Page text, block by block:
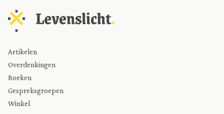
Artikelen
Overdenkingen
Boeken
Gespreksgroepen
Winkel